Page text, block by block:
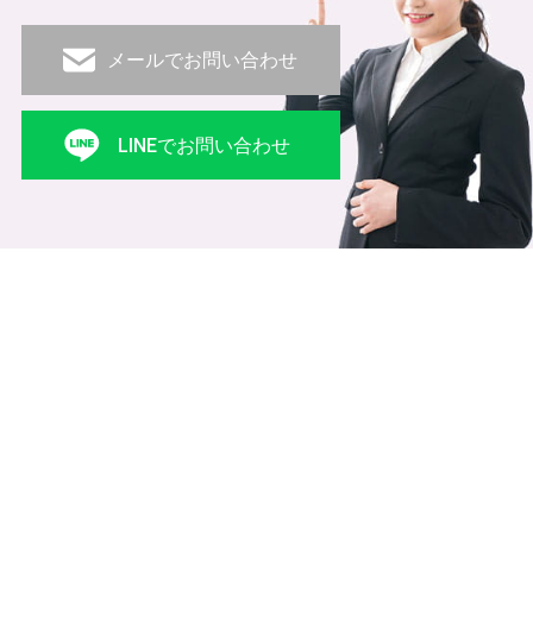
メールでお問い合わせ
LINEでお問い合わせ